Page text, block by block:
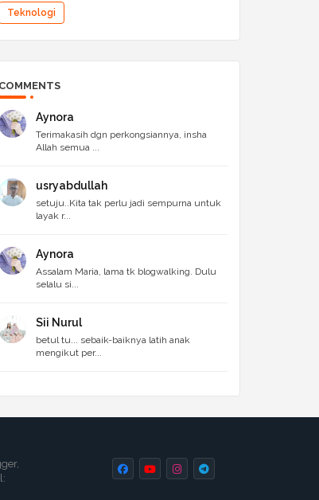
Teknologi
COMMENTS
Aynora
Terimakasih dgn perkongsiannya, insha
Allah semua ...
usryabdullah
setuju..Kita tak perlu jadi sempurna untuk
layak r...
Aynora
Assalam Maria, lama tk blogwalking. Dulu
selalu si...
Sii Nurul
betul tu... sebaik-baiknya latih anak
mengikut per...